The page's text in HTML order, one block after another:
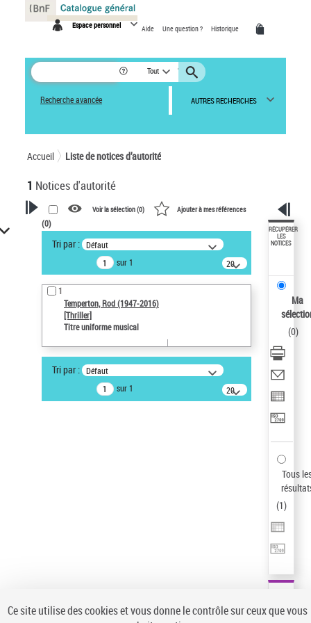
Espace personnel Aide Une question ? Historique
Tout
Recherche avancée AUTRES RECHERCHES
Accueil Liste de notices d’autorité
1 Notices d'autorité
VOTRE RECHERCHE
Recherche avancée dans les
notices d’autorité
Œuvres liées à l'auteur :
Temperton, Rod (1947-2016)
Auteur d’œuvre
Statut de la notice d’autorité
Notice élémentaire
Type de notice d'autorité
Voir la sélection (0) Ajouter à mes références
(0)
Tri par : Défaut
sur 1
20
résultats/page
1
Temperton, Rod (1947-2016)
[Thriller]
Titre uniforme musical
Tri par : Défaut
sur 1
20
résultats/page
RÉCUPÉRER
LES
NOTICES
Ma
(0)
Tous
(1)
Panneau de gestion des cookies
Ce site utilise des cookies et vous donne le contrôle sur ceux que vous